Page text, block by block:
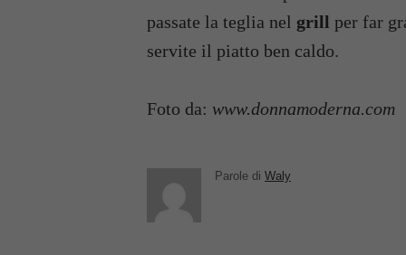
passate la teglia nel grill per far
servite il piatto ben caldo.
Foto da: www.donnamoderna.com
Parole di Waly